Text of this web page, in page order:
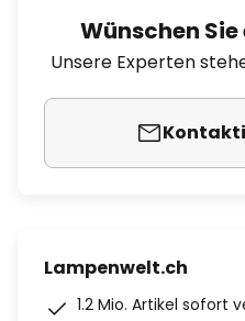
Wünschen
Unsere Experten
Lampenwelt.ch
1.2 Mio. Artikel sofort